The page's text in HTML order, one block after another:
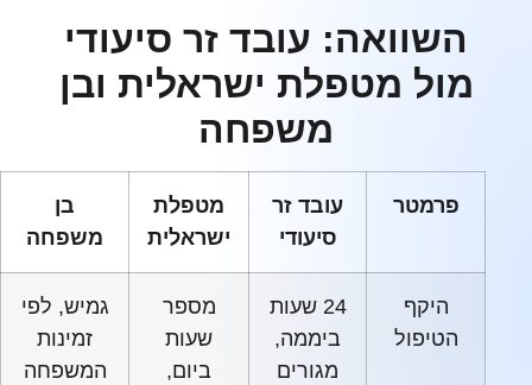
השוואה: עובד זר סיעודי
מול מטפלת ישראלית ובן
משפחה
פרמטר
עובד זר
סיעודי
מטפלת
ישראלית
בן
משפחה
היקף
הטיפול
24 שעות
ביממה,
מגורים
מספר
שעות
ביום,
גמיש, לפי
זמינות
המשפחה